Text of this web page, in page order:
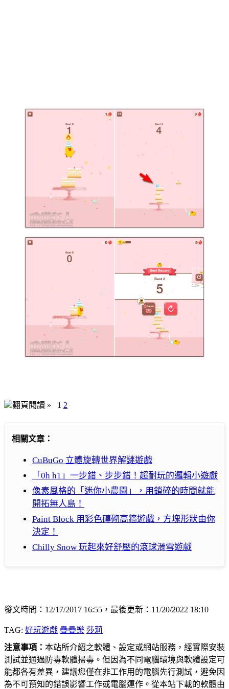
翻頁閱讀 » 1 2
相關文章：
CuBuGo 立體旋轉世界解謎遊戲
「0h h1」一步錯、步步錯！超耐玩的邏輯小遊戲
像素風格的「迷你小農園」，用鎖碎的時間就能
開拓無人島！
Paint Block 用彩色磚砌高牆遊戲，方塊形狀由你
決定！
Chilly Snow 玩起來好舒壓的滾球滑雪遊戲
發文時間：12/17/2017 16:55，最後更新：11/20/2022 18:10
TAG: 好玩遊戲 疊疊樂 莎莉
注意事項： 本站所介紹之軟體、設定或網站服務，經實際安裝
測試並通過防毒軟體掃毒。但因為不同電腦環境與軟體設定可
能都各有差異，建議您僅在非工作用的電腦先行測試，避免因
為不可預知的錯誤影響工作或電腦運作。從本站下載的軟體由